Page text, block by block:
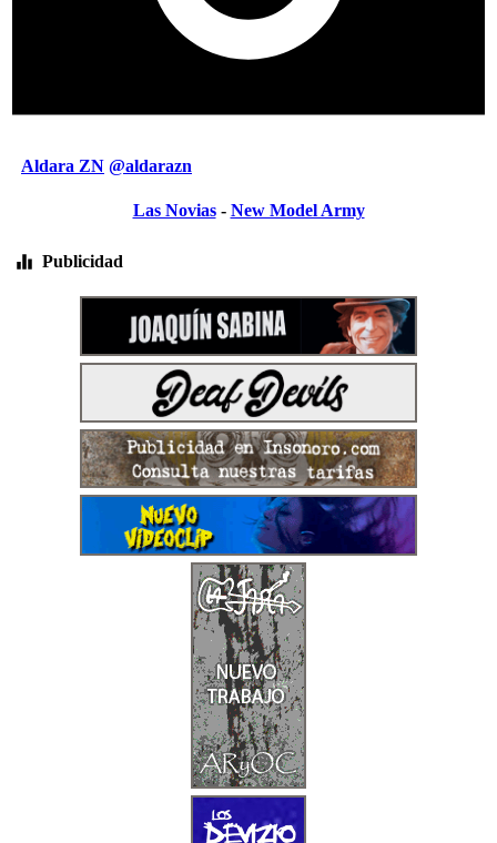
Aldara ZN @aldarazn
Las Novias- New Model Army
Publicidad